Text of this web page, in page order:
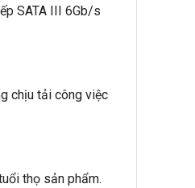
SATA III 6Gb/s
chịu tải công việc
thọ sản phẩm.